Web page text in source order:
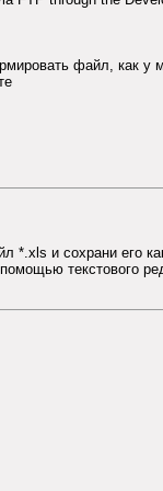
файл, как у
*.xls и сохрани его
текстового